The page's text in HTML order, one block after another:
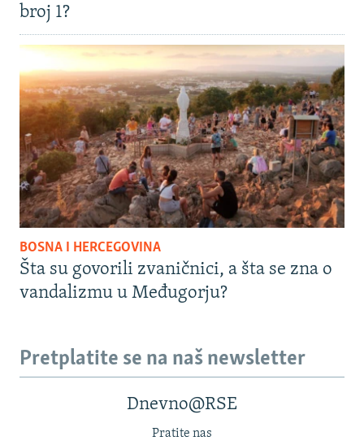
broj 1?
BOSNA I HERCEGOVINA
Šta su govorili zvaničnici, a šta se zna o
vandalizmu u Međugorju?
Pretplatite se na naš newsletter
Dnevno@RSE
Pratite nas